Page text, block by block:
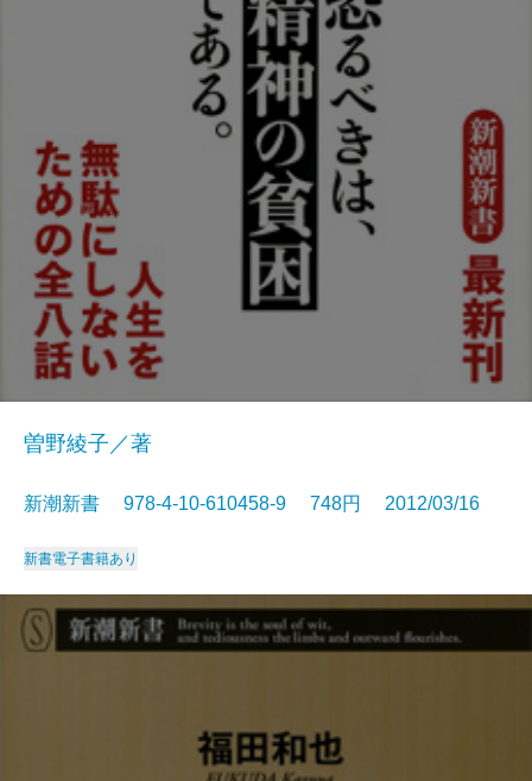
曽野綾子／著
新潮新書 978-4-10-610458-9 748円 2012/03/16
新書電子書籍あり